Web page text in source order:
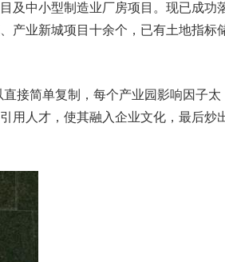
及中小型制造业厂房项目。现已成功
产业新城项目十余个，已有土地指标
接简单复制，每个产业园影响因子太
用人才，使其融入企业文化，最后炒